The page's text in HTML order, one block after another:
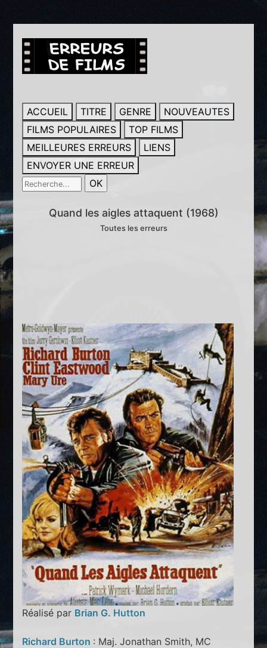
ACCUEIL TITRE GENRE
NOUVEAUTES
FILMS POPULAIRES
TOP FILMS
MEILLEURES ERREURS
LIENS
ENVOYER UNE ERREUR
Quand les aigles attaquent (1968)
Toutes les erreurs
Réalisé par Brian G. Hutton
Richard Burton : Maj. Jonathan Smith, MC